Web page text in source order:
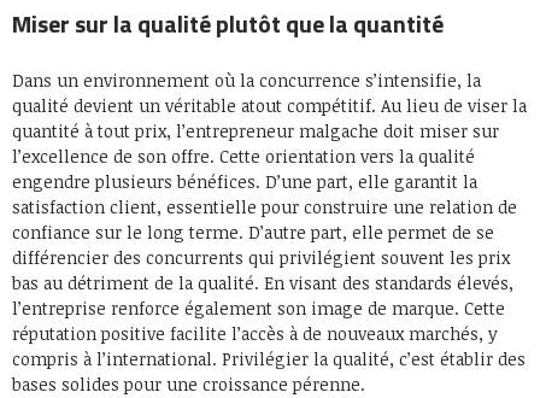
Miser sur la qualité plutôt que la quantité
Dans un environnement où la concurrence s’intensifie, la
qualité devient un véritable atout compétitif. Au lieu de viser la
quantité à tout prix, l’entrepreneur malgache doit miser sur
l’excellence de son offre. Cette orientation vers la qualité
engendre plusieurs bénéfices. D’une part, elle garantit la
satisfaction client, essentielle pour construire une relation de
confiance sur le long terme. D’autre part, elle permet de se
différencier des concurrents qui privilégient souvent les prix
bas au détriment de la qualité. En visant des standards élevés,
l’entreprise renforce également son image de marque. Cette
réputation positive facilite l’accès à de nouveaux marchés, y
compris à l’international. Privilégier la qualité, c’est établir des
bases solides pour une croissance pérenne.